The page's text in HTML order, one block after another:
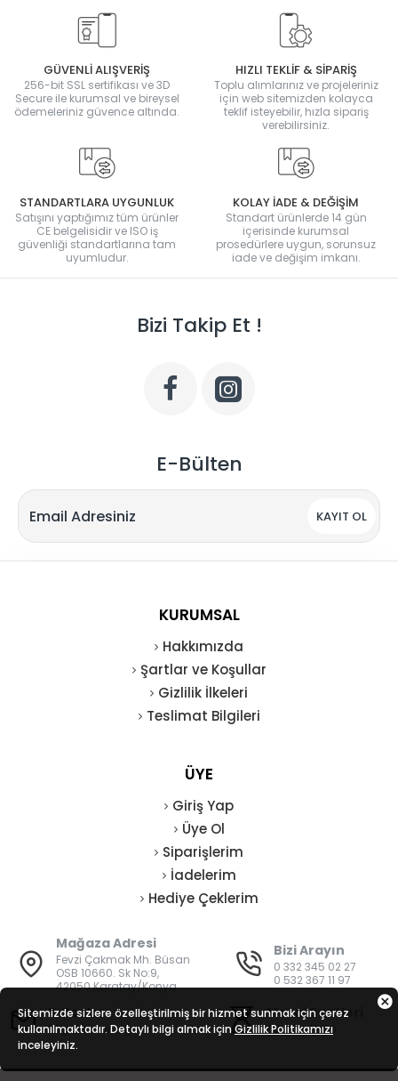
GÜVENLİ ALIŞVERİŞ
256-bit SSL sertifikası ve 3D
Secure ile kurumsal ve bireysel
ödemeleriniz güvence altında.
HIZLI TEKLİF & SİPARİŞ
Toplu alımlarınız ve projeleriniz
için web sitemizden kolayca
teklif isteyebilir, hızla sipariş
verebilirsiniz.
STANDARTLARA UYGUNLUK
Satışını yaptığımız tüm ürünler
CE belgelisidir ve ISO iş
güvenliği standartlarına tam
uyumludur.
KOLAY İADE & DEĞİŞİM
Standart ürünlerde 14 gün
içerisinde kurumsal
prosedürlere uygun, sorunsuz
iade ve değişim imkanı.
Bizi Takip Et !
E-Bülten
KAYIT OL
KURUMSAL
Hakkımızda
Şartlar ve Koşullar
Gizlilik İlkeleri
Teslimat Bilgileri
ÜYE
Giriş Yap
Üye Ol
Siparişlerim
İadelerim
Hediye Çeklerim
Mağaza Adresi
Fevzi Çakmak Mh. Büsan
OSB 10660. Sk No:9,
42050 Karatay/Konya
Bizi Arayın
0 332 345 02 27
0 532 367 11 97
E-Posta
bilgi@vatanisguvenligi.com
Mesai Saatleri
08:00 - 19:00
Sitemizde sizlere özelleştirilmiş bir hizmet sunmak için çerez
kullanılmaktadır. Detaylı bilgi almak için Gizlilik Politikamızı
inceleyiniz.